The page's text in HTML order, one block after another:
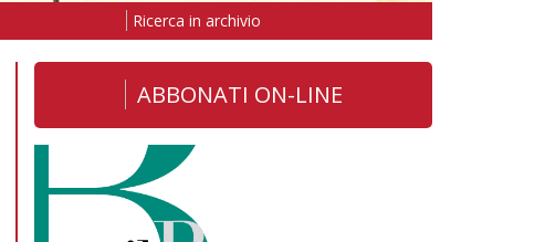
Ricerca in archivio
ABBONATI ON-LINE